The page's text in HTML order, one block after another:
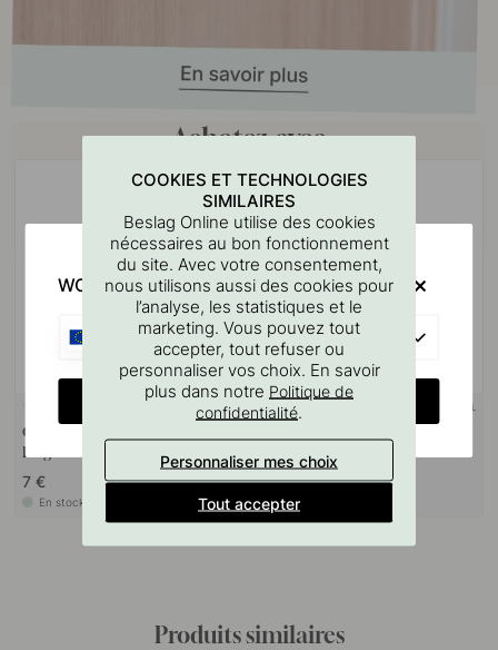
Achetez avec
Gabarit De Perçage Pour
Poignées Et Boutons
7 €
En stock
SUPPORT MURAL
1.10 €
En stock
Produits similaires
COOKIES ET TECHNOLOGIES
SIMILAIRES
Beslag Online utilise des cookies
nécessaires au bon fonctionnement
du site. Avec votre consentement,
nous utilisons aussi des cookies pour
l’analyse, les statistiques et le
marketing. Vous pouvez tout
accepter, tout refuser ou
personnaliser vos choix. En savoir
plus dans notre Politique de
confidentialité.
Personnaliser mes choix
Tout accepter
WOULD YOU RATHER VISIT?
CHANGE COUNTRY